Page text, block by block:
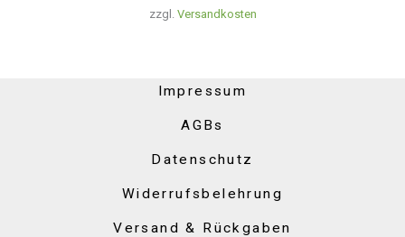
zzgl. Versandkosten
Impressum
AGBs
Datenschutz
Widerrufsbelehrung
Versand & Rückgaben